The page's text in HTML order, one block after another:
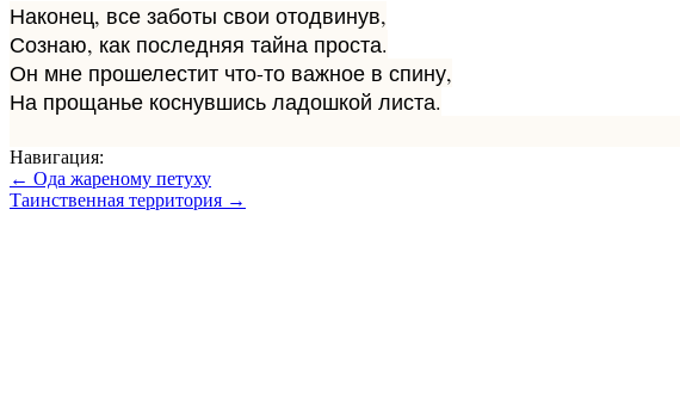
Наконец, все заботы свои отодвинув,
Сознаю, как последняя тайна проста.
Он мне прошелестит что-то важное в спину,
На прощанье коснувшись ладошкой листа.
Навигация:
← Ода жареному петуху
Таинственная территория →